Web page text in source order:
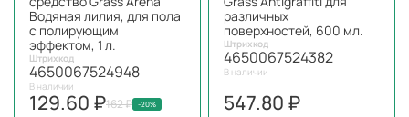
Водяная лилия, для пола
с полирующим
эффектом, 1 л.
Штрихкод
4650067524948
В наличии
129.60 ₽162 ₽ -20%
различных
поверхностей, 600 мл.
Штрихкод
4650067524382
В наличии
547.80 ₽